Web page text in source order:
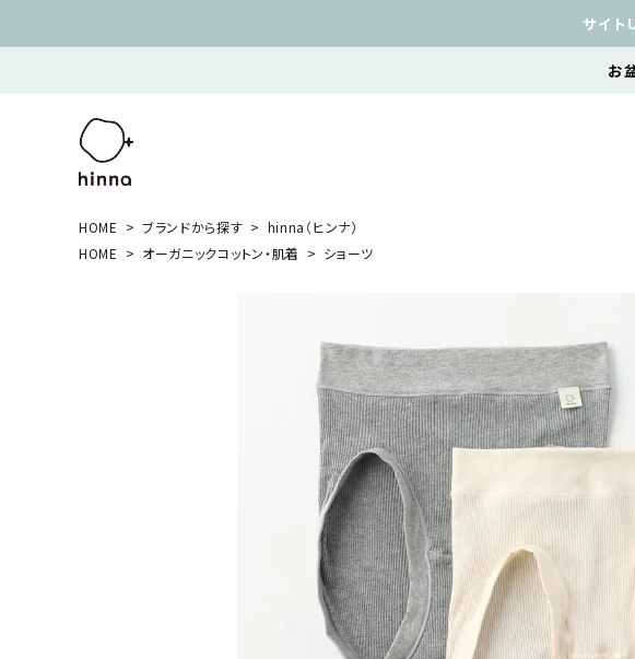
サイト
お
HOME ブランドから探す
hinna（ヒンナ）
HOME
オーガニックコットン・肌着 ショーツ